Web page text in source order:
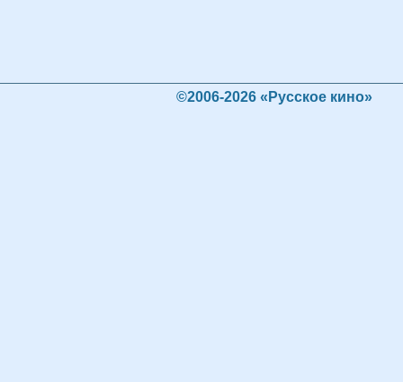
©2006-2026 «Русское кино»